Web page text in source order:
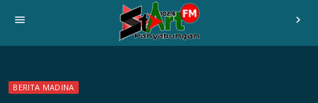
menu chevron_right
BERITA MADINA